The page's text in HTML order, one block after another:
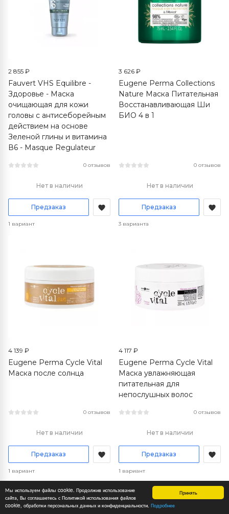
Принять
Мы используем файлы cookie. Продолжив использование
сайта, Вы соглашаетесь с Политикой использования файлов
cookie, обработки персональных данных и конфиденциальности. Подробнее
2 855 ₽
Fauvert VHS Equilibre -
Здоровье - Маска
очищающая для кожи
головы с антисеборейным
действием на основе
Зеленой глины и витамина
В6 - Masque Regulateur
0 отзывов
Нет в наличии
Предзаказ
1 вариант
3 626 ₽
Eugene Perma Collections
Nature Маска Питательная
Восстанавливающая Ши
БИО 4 в 1
0 отзывов
Нет в наличии
Предзаказ
3 варианта
4 139 ₽
Eugene Perma Cycle Vital
Маска после солнца
0 отзывов
Нет в наличии
Предзаказ
1 вариант
4 117 ₽
Eugene Perma Cycle Vital
Маска увлажняющая
питательная для
непослушных волос
0 отзывов
Нет в наличии
Предзаказ
1 вариант